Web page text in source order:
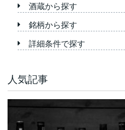
酒蔵から探す
銘柄から探す
詳細条件で探す
人気記事